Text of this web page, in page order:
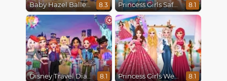
Baby Hazel Ballerina Dance 8.3 Princess Girls Safari Trip 8.1
Disney Travel Diaries: City Break 8.1 Princess Girls Wedding Trip 8.1